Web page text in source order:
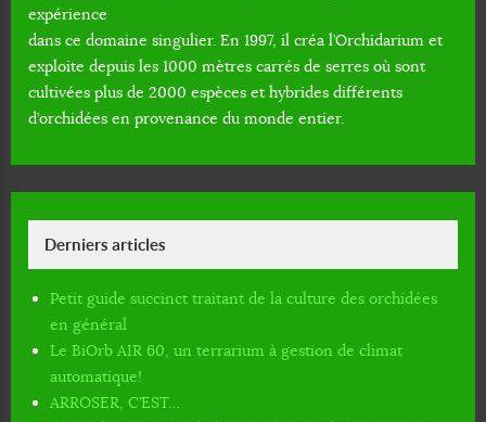
expérience
dans ce domaine singulier. En 1997, il créa l’Orchidarium et
exploite depuis les 1000 mètres carrés de serres où sont
cultivées plus de 2000 espèces et hybrides différents
d’orchidées en provenance du monde entier.
Derniers articles
Petit guide succinct traitant de la culture des orchidées
en général
Le BiOrb AIR 60, un terrarium à gestion de climat
automatique!
ARROSER, C’EST…